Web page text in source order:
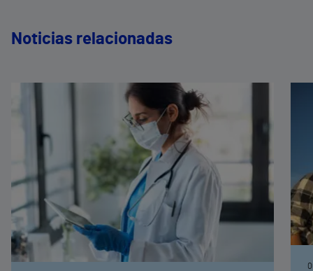
Noticias relacionadas